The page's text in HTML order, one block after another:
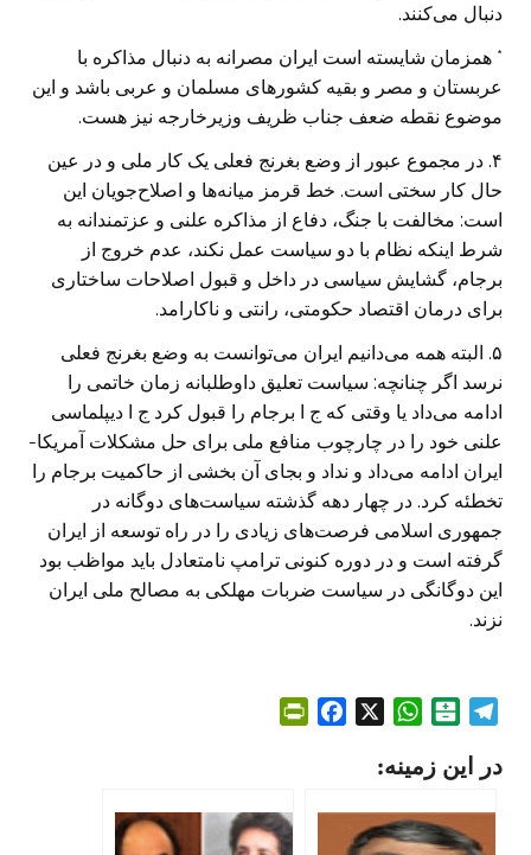
دنبال می‌کنند.
* همزمان شایسته است ایران مصرانه به دنبال مذاکره با
عربستان و مصر و بقیه کشورهای مسلمان و عربی باشد و این
موضوع نقطه ضعف جناب ظریف وزیر‌خارجه نیز هست.
۴. در مجموع عبور از وضع بغرنج فعلی یک کار ملی و در عین
حال کار سختی است. خط قرمز میانه‌ها و اصلاح‌جویان این
است: مخالفت با جنگ، دفاع از مذاکره علنی و عزتمندانه به
شرط اینکه نظام با دو سیاست عمل نکند، عدم خروج از
برجام، گشایش سیاسی در داخل و قبول اصلاحات ساختاری
برای درمان اقتصاد حکومتی، رانتی و ناکارامد.
۵. البته همه می‌دانیم ایران می‌توانست به وضع بغرنج فعلی
نرسد اگر چنانچه: سیاست تعلیق داوطلبانه زمان خاتمی را
ادامه می‌داد یا وقتی که ج‌ ا برجام را قبول کرد ج ا دیپلماسی
علنی خود را در چارچوب منافع ملی برای حل مشکلات آمریکا-
ایران ادامه می‌داد و نداد و بجای آن بخشی از حاکمیت برجام را
تخطئه کرد. در چهار دهه گذشته سیاست‌های دوگانه در
جمهوری اسلامی فرصت‌های زیادی را در راه توسعه از ایران
گرفته است و در دوره کنونی ترامپ نامتعادل باید مواظب بود
این دوگانگی در سیاست ضربات مهلکی به مصالح ملی ایران
نزند.
l
g
t
W
a
s
t
در این زمینه: